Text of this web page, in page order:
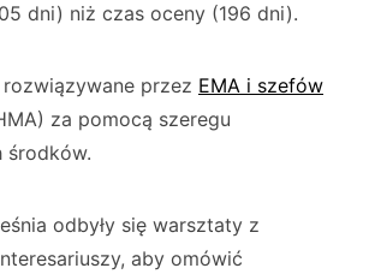
dni) niż czas oceny (196 dni).
przez EMA i szefów
za pomocą szeregu
środków.
odbyły się warsztaty z
aby omówić